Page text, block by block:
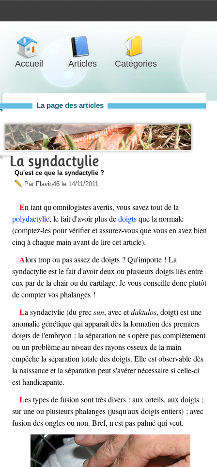
Accueil Articles Catégories
La page des articles
La syndactylie
Qu'est ce que la syndactylie ?
Par Flavio46 le 14/11/2011
En tant qu'omnilogistes avertis, vous savez tout de la
polydactylie, le fait d'avoir plus dedoigtsque la normale
(comptez-les pour vérifier et assurez-vous que vous en avez bien
cinq à chaque main avant de lire cet article).
Alors trop ou pas assez de doigts ? Qu'importe ! La
syndactylie est le fait d'avoir deux ou plusieurs doigts liés entre
eux par de la chair ou du cartilage. Je vous conseille donc plutôt
de compter vos phalanges !
La syndactylie (du grecsun, avec etdaktulos, doigt) est une
anomalie génétique qui apparaît dès la formation des premiers
doigts de l'embryon : la séparation ne s'opère pas complètement
ou un problème au niveau des rayons osseux de la main
empêche la séparation totale des doigts. Elle est observable dès
la naissance et la séparation peut s'avérer nécessaire si celle-ci
est handicapante.
Les types de fusion sont très divers : aux orteils, aux doigts ;
sur une ou plusieurs phalanges (jusqu'aux doigts entiers) ; avec
fusion des ongles ou non. Bref, n'est pas palmé qui veut.